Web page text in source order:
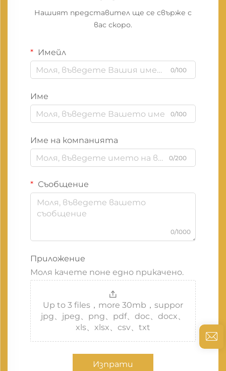
Нашият представител ще се свърже с
вас скоро.
Имейл
0/100
Име
0/100
Име на компанията
0/200
Съобщение
0/1000
Приложение
Моля качете поне едно прикачено.
Up to 3 files，more 30mb，suppor
jpg、jpeg、png、pdf、doc、docx、
xls、xlsx、csv、txt
Изпрати